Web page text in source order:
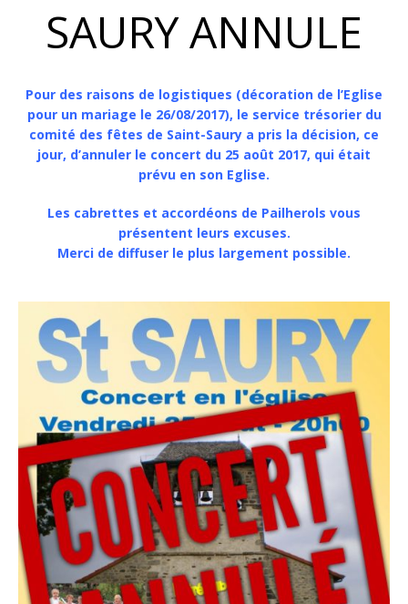
SAURY ANNULE
Pour des raisons de logistiques (décoration de l’Eglise
pour un mariage le 26/08/2017), le service trésorier du
comité des fêtes de Saint-Saury a pris la décision, ce
jour, d’annuler le concert du 25 août 2017, qui était
prévu en son Eglise.
Les cabrettes et accordéons de Pailherols vous
présentent leurs excuses.
Merci de diffuser le plus largement possible.